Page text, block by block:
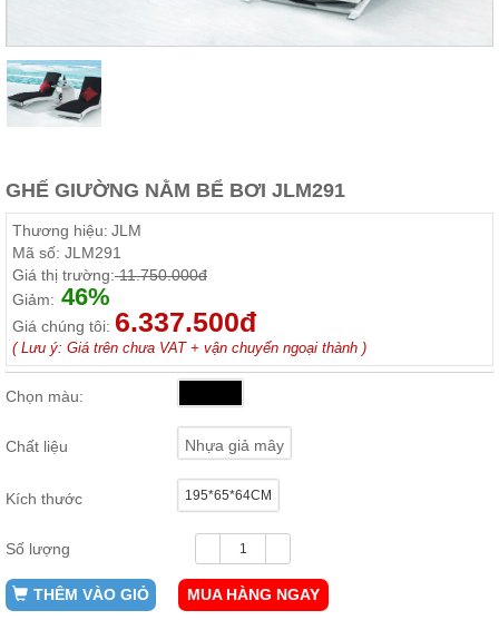
Bàn
trà...
Nội
Phòng
Giường
áo, bàn
trang
điểm
Nội
Thất
ăn,
kệ
Nội
Thất
Ban
GHẾ GIƯỜNG NẰM BỂ BƠI JLM291
Thương hiệu: JLM
Mã số: JLM291
Giá thị trường:11.750.000đ
Giảm: 46%
Giá chúng tôi: 6.337.500đ
( Lưu ý: Giá trên chưa VAT + vận chuyển ngoại thành )
Chọn màu:
Chất liệu Nhựa giả mây
Kích thước 195*65*64CM
Số lượng
THÊM VÀO GIỎ MUA HÀNG NGAY